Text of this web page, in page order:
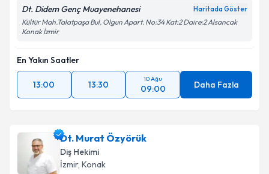
Dt. Didem Genç Muayenehanesi Haritada Göster
Kültür Mah.Talatpaşa Bul. Olgun Apart. No:34 Kat:2 Daire:2 Alsancak
Konak İzmir
En Yakın Saatler
13:00 13:30
10 Ağu
09:00 Daha Fazla
Dt. Murat Özyörük
Diş Hekimi
İzmir, Konak